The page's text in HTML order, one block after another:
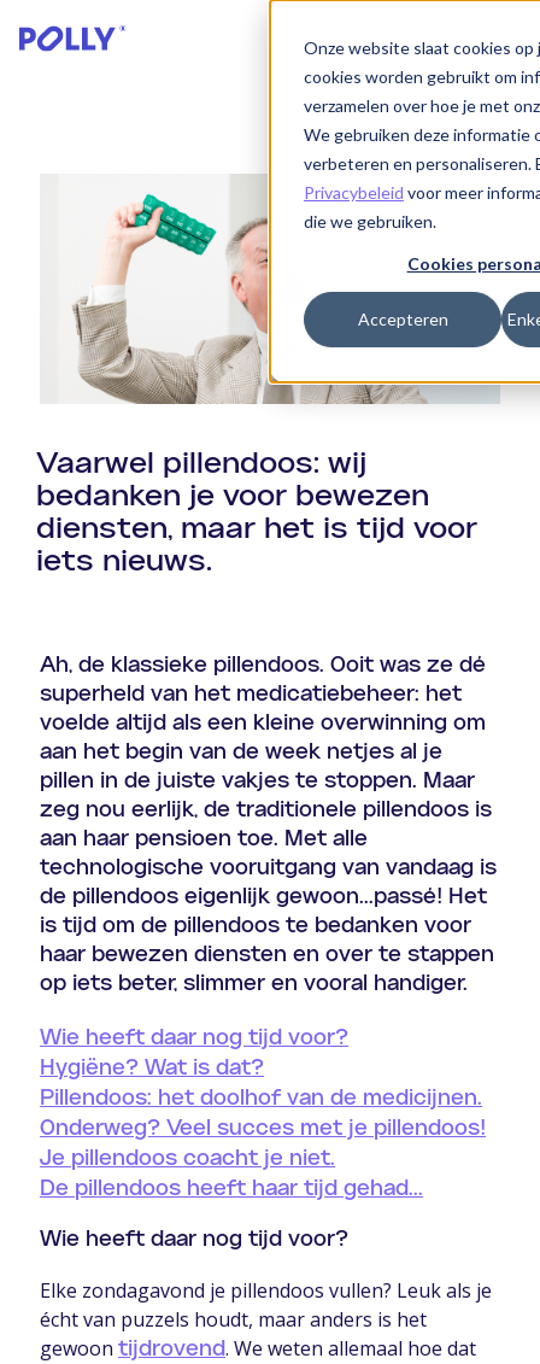
Onze website slaat cookies op
cookies worden gebruikt om
verzamelen over hoe je met
We gebruiken deze informatie
verbeteren en personaliseren.
Privacybeleid voor meer
die we gebruiken.
Cookies
Accepteren
Vaarwel pillendoos: wij
bedanken je voor bewezen
diensten, maar het is tijd voor
iets nieuws.
Ah, de klassieke pillendoos. Ooit was ze dé
superheld van het medicatiebeheer: het
voelde altijd als een kleine overwinning om
aan het begin van de week netjes al je
pillen in de juiste vakjes te stoppen. Maar
zeg nou eerlijk, de traditionele pillendoos is
aan haar pensioen toe. Met alle
technologische vooruitgang van vandaag is
de pillendoos eigenlijk gewoon...passé! Het
is tijd om de pillendoos te bedanken voor
haar bewezen diensten en over te stappen
op iets beter, slimmer en vooral handiger.
Wie heeft daar nog tijd voor?
Hygiëne? Wat is dat?
Pillendoos: het doolhof van de medicijnen.
Onderweg? Veel succes met je pillendoos!
Je pillendoos coacht je niet.
De pillendoos heeft haar tijd gehad...
Wie heeft daar nog tijd voor?
Elke zondagavond je pillendoos vullen? Leuk als je
écht van puzzels houdt, maar anders is het
gewoontijdrovend. We weten allemaal hoe dat